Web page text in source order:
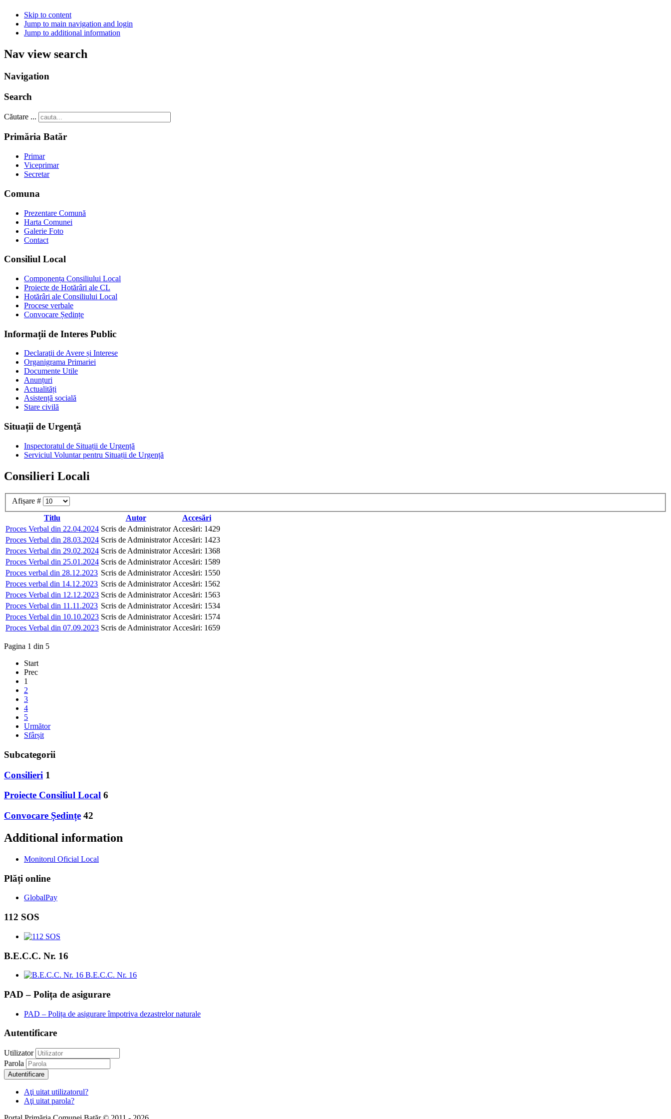
Skip to content
Jump to main navigation and login
Jump to additional information
Nav view search
Navigation
Search
Căutare ...
Primăria Batăr
Primar
Viceprimar
Secretar
Comuna
Prezentare Comună
Harta Comunei
Galerie Foto
Contact
Consiliul Local
Componența Consiliului Local
Proiecte de Hotărâri ale CL
Hotărâri ale Consiliului Local
Procese verbale
Convocare Ședințe
Informații de Interes Public
Declaraţii de Avere și Interese
Organigrama Primariei
Documente Utile
Anunțuri
Actualități
Asistență socială
Stare civilă
Situații de Urgenţă
Inspectoratul de Situații de Urgență
Serviciul Voluntar pentru Situații de Urgență
Consilieri Locali
Afișare #
Titlu
Autor
Accesări
Proces Verbal din 22.04.2024 Scris de Administrator Accesări: 1429
Proces Verbal din 28.03.2024 Scris de Administrator Accesări: 1423
Proces Verbal din 29.02.2024 Scris de Administrator Accesări: 1368
Proces Verbal din 25.01.2024 Scris de Administrator Accesări: 1589
Proces verbal din 28.12.2023 Scris de Administrator Accesări: 1550
Proces verbal din 14.12.2023 Scris de Administrator Accesări: 1562
Proces Verbal din 12.12.2023 Scris de Administrator Accesări: 1563
Proces Verbal din 11.11.2023 Scris de Administrator Accesări: 1534
Proces Verbal din 10.10.2023 Scris de Administrator Accesări: 1574
Proces Verbal din 07.09.2023 Scris de Administrator Accesări: 1659
Pagina 1 din 5
Start
Prec
1
2
3
4
5
Următor
Sfârșit
Subcategorii
Consilieri 1
Proiecte Consiliul Local 6
Convocare Ședințe 42
Additional information
Monitorul Oficial Local
Plăți online
GlobalPay
112 SOS
B.E.C.C. Nr. 16
B.E.C.C. Nr. 16
PAD – Polița de asigurare
PAD – Polița de asigurare împotriva dezastrelor naturale
Autentificare
Utilizator
Parola
Autentificare
Aţi uitat utilizatorul?
Aţi uitat parola?